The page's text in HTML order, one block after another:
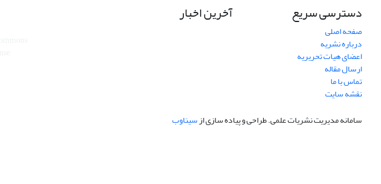
دسترسی سریع
صفحه اصلی
درباره نشریه
اعضای هیات تحریریه
ارسال مقاله
تماس با ما
نقشه سایت
آخرین اخبار
سامانه مدیریت نشریات علمی.طراحی و پیاده سازی ازسیناوب